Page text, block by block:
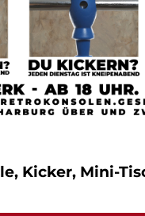
Kicker, Mini-